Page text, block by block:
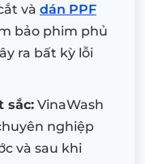
và dán PPF
bảo phim phủ
ra bất kỳ lỗi
sắc: VinaWash
nghiệp
và sau khi